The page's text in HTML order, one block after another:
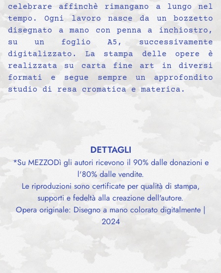
celebrare affinchè rimangano a lungo nel
tempo. Ogni lavoro nasce da un bozzetto
disegnato a mano con penna a inchiostro,
su un foglio A5, successivamente
digitalizzato. La stampa delle opere è
realizzata su carta fine art in diversi
formati e segue sempre un approfondito
studio di resa cromatica e materica.
DETTAGLI
*Su MEZZODì gli autori ricevono il 90% dalle donazioni e
l'80% dalle vendite.
Le riproduzioni sono certificate per qualità di stampa,
supporti e fedeltà alla creazione dell'autore.
Opera originale: Disegno a mano colorato digitalmente |
2024